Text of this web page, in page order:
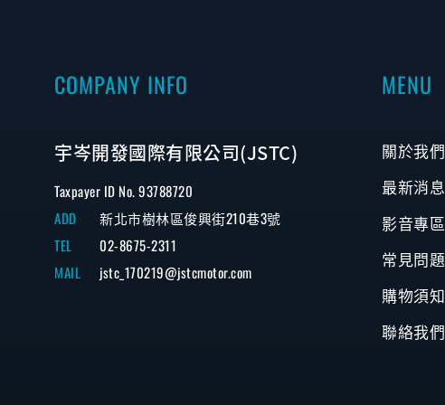
MENU
關於我們
最新消息
影音專區
常見問題
購物須知
聯絡我們
COMPANY INFO
宇岑開發國際有限公司(JSTC)
Taxpayer ID No. 93788720
ADD
新北市樹林區俊興街210巷3號
TEL
02-8675-2311
MAIL
jstc_170219@jstcmotor.com